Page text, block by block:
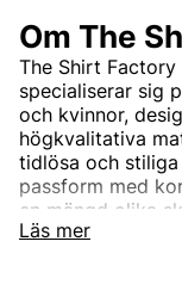
Läs mer
Om The
The Shirt
specialiserar sig
och kvinnor,
högkvalitativa
tidlösa och
passform med
en mängd olika
mer moderna